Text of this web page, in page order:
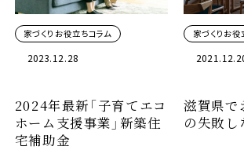
家づくりお役立ちコラム
2023.12.28
2024年最新「子育てエコ
ホーム支援事業」新築住
宅補助金
家づくりお役
滋賀県で
の失敗し